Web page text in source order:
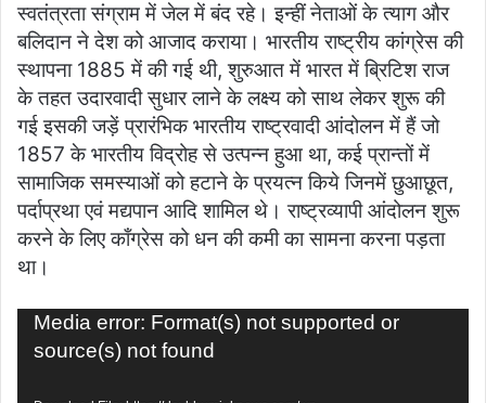
स्वतंत्रता संग्राम में जेल में बंद रहे। इन्हीं नेताओं के त्याग और
बलिदान ने देश को आजाद कराया। भारतीय राष्ट्रीय कांग्रेस की
स्थापना 1885 में की गई थी, शुरुआत में भारत में ब्रिटिश राज
के तहत उदारवादी सुधार लाने के लक्ष्य को साथ लेकर शुरू की
गई इसकी जड़ें प्रारंभिक भारतीय राष्ट्रवादी आंदोलन में हैं जो
1857 के भारतीय विद्रोह से उत्पन्न हुआ था, कई प्रान्तों में
सामाजिक समस्याओं को हटाने के प्रयत्न किये जिनमें छुआछूत,
पर्दाप्रथा एवं मद्यपान आदि शामिल थे। राष्ट्रव्यापी आंदोलन शुरू
करने के लिए काँग्रेस को धन की कमी का सामना करना पड़ता
था।
Video
Player
Media error: Format(s) not supported or
source(s) not found